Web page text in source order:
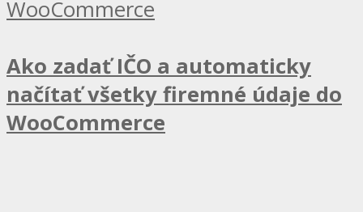
Ako zadať IČO a automaticky
načítať všetky firemné údaje do
WooCommerce